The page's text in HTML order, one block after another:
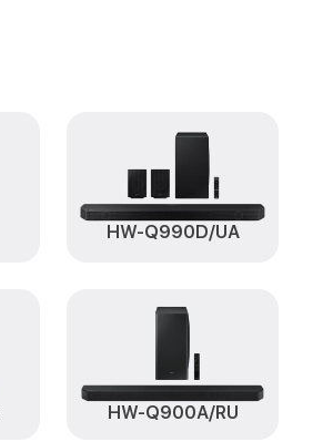
HW-Q990D/UA
HW-Q900A/RU